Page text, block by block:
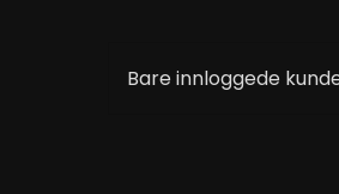
Bare innloggede